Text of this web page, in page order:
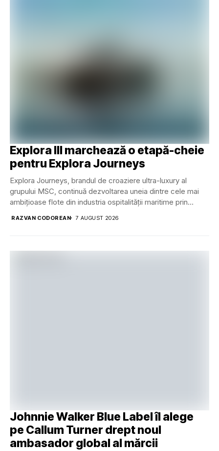
Explora III marchează o etapă-cheie
pentru Explora Journeys
Explora Journeys, brandul de croaziere ultra-luxury al
grupului MSC, continuă dezvoltarea uneia dintre cele mai
ambițioase flote din industria ospitalității maritime prin
RAZVAN CODOREAN 7 AUGUST 2026
Johnnie Walker Blue Label îl alege
pe Callum Turner drept noul
ambasador global al mărcii